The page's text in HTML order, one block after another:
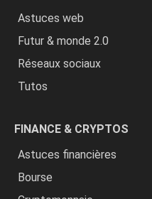
Astuces web
Futur & monde 2.0
Réseaux sociaux
Tutos
FINANCE & CRYPTOS
Astuces financières
Bourse